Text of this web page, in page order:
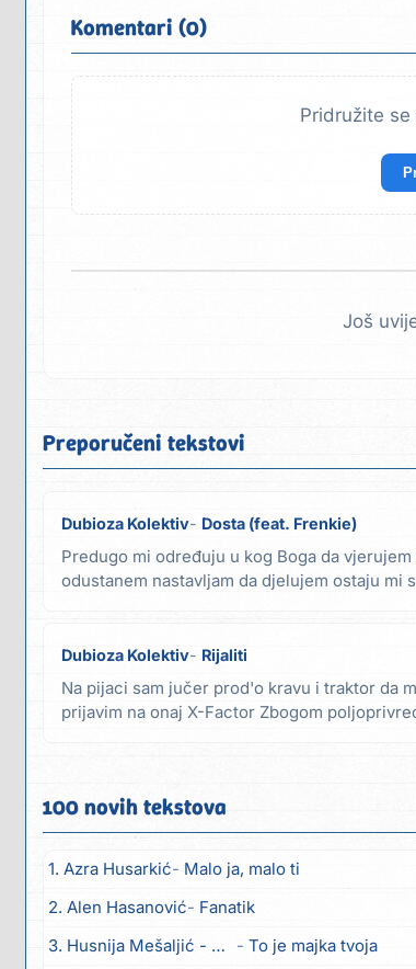
Komentari (0)
Pridružite
Još
Preporučeni tekstovi
Dubioza Kolektiv Dosta (feat. Frenkie)
Predugo mi određuju u kog Boga da
odustanem nastavljam da djelujem ostaju mi
Dubioza Kolektiv Rijaliti
Na pijaci sam jučer prod'o kravu i traktor da
prijavim na onaj X-Factor Zbogom
100 novih tekstova
1. Azra Husarkić Malo ja, malo ti
2. Alen Hasanović Fanatik
3. Husnija Mešaljić - Hule To je majka tvoja